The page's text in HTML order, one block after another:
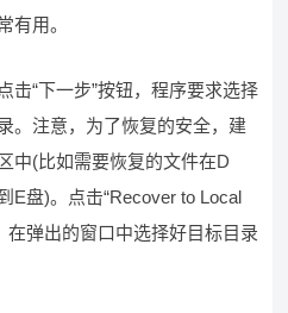
有用。
击“下一步”按钮，程序要求选择
。注意，为了恢复的安全，建
中(比如需要恢复的文件在D
E盘)。点击“Recover to Local
在弹出的窗口中选择好目标目录